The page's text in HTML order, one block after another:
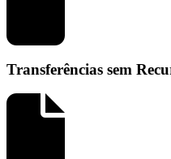
Transferências sem